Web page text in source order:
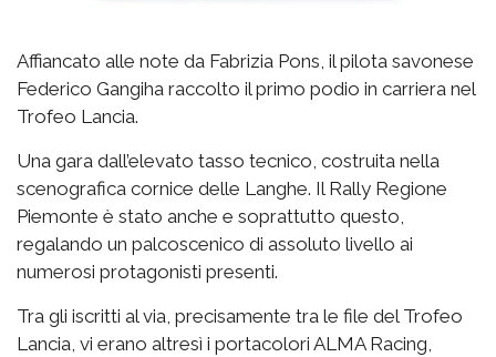
Affiancato alle note da Fabrizia Pons, il pilota savonese
Federico Gangiha raccolto il primo podio in carriera nel
Trofeo Lancia.
Una gara dall’elevato tasso tecnico, costruita nella
scenografica cornice delle Langhe. Il Rally Regione
Piemonte è stato anche e soprattutto questo,
regalando un palcoscenico di assoluto livello ai
numerosi protagonisti presenti.
Tra gli iscritti al via, precisamente tra le file del Trofeo
Lancia, vi erano altresì i portacolori ALMA Racing,